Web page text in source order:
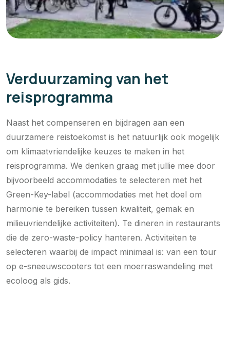
Verduurzaming van het
reisprogramma
Naast het compenseren en bijdragen aan een
duurzamere reistoekomst is het natuurlijk ook mogelijk
om klimaatvriendelijke keuzes te maken in het
reisprogramma. We denken graag met jullie mee door
bijvoorbeeld accommodaties te selecteren met het
Green-Key-label (accommodaties met het doel om
harmonie te bereiken tussen kwaliteit, gemak en
milieuvriendelijke activiteiten). Te dineren in restaurants
die de zero-waste-policy hanteren. Activiteiten te
selecteren waarbij de impact minimaal is: van een tour
op e-sneeuwscooters tot een moerraswandeling met
ecoloog als gids.